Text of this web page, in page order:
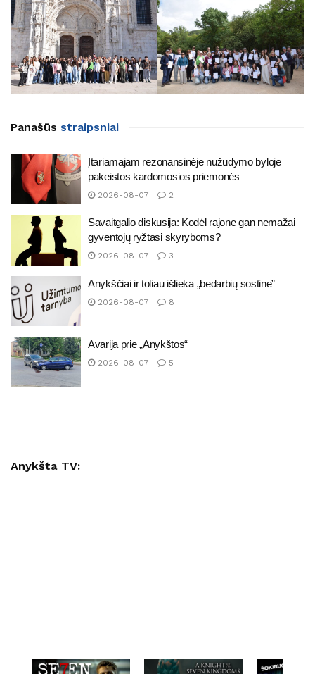
Panašūs straipsniai
Įtariamajam rezonansinėje nužudymo byloje
pakeistos kardomosios priemonės
2026-08-07 2
Savaitgalio diskusija: Kodėl rajone gan nemažai
gyventojų ryžtasi skyryboms?
2026-08-07 3
Anykščiai ir toliau išlieka „bedarbių sostine”
2026-08-07 8
Avarija prie „Anykštos“
2026-08-07 5
Anykšta TV: